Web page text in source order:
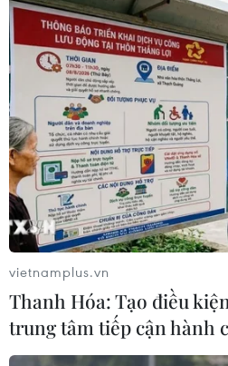
vietnamplus.vn
Thanh Hóa: Tạo điều
trung tâm tiếp cận hành